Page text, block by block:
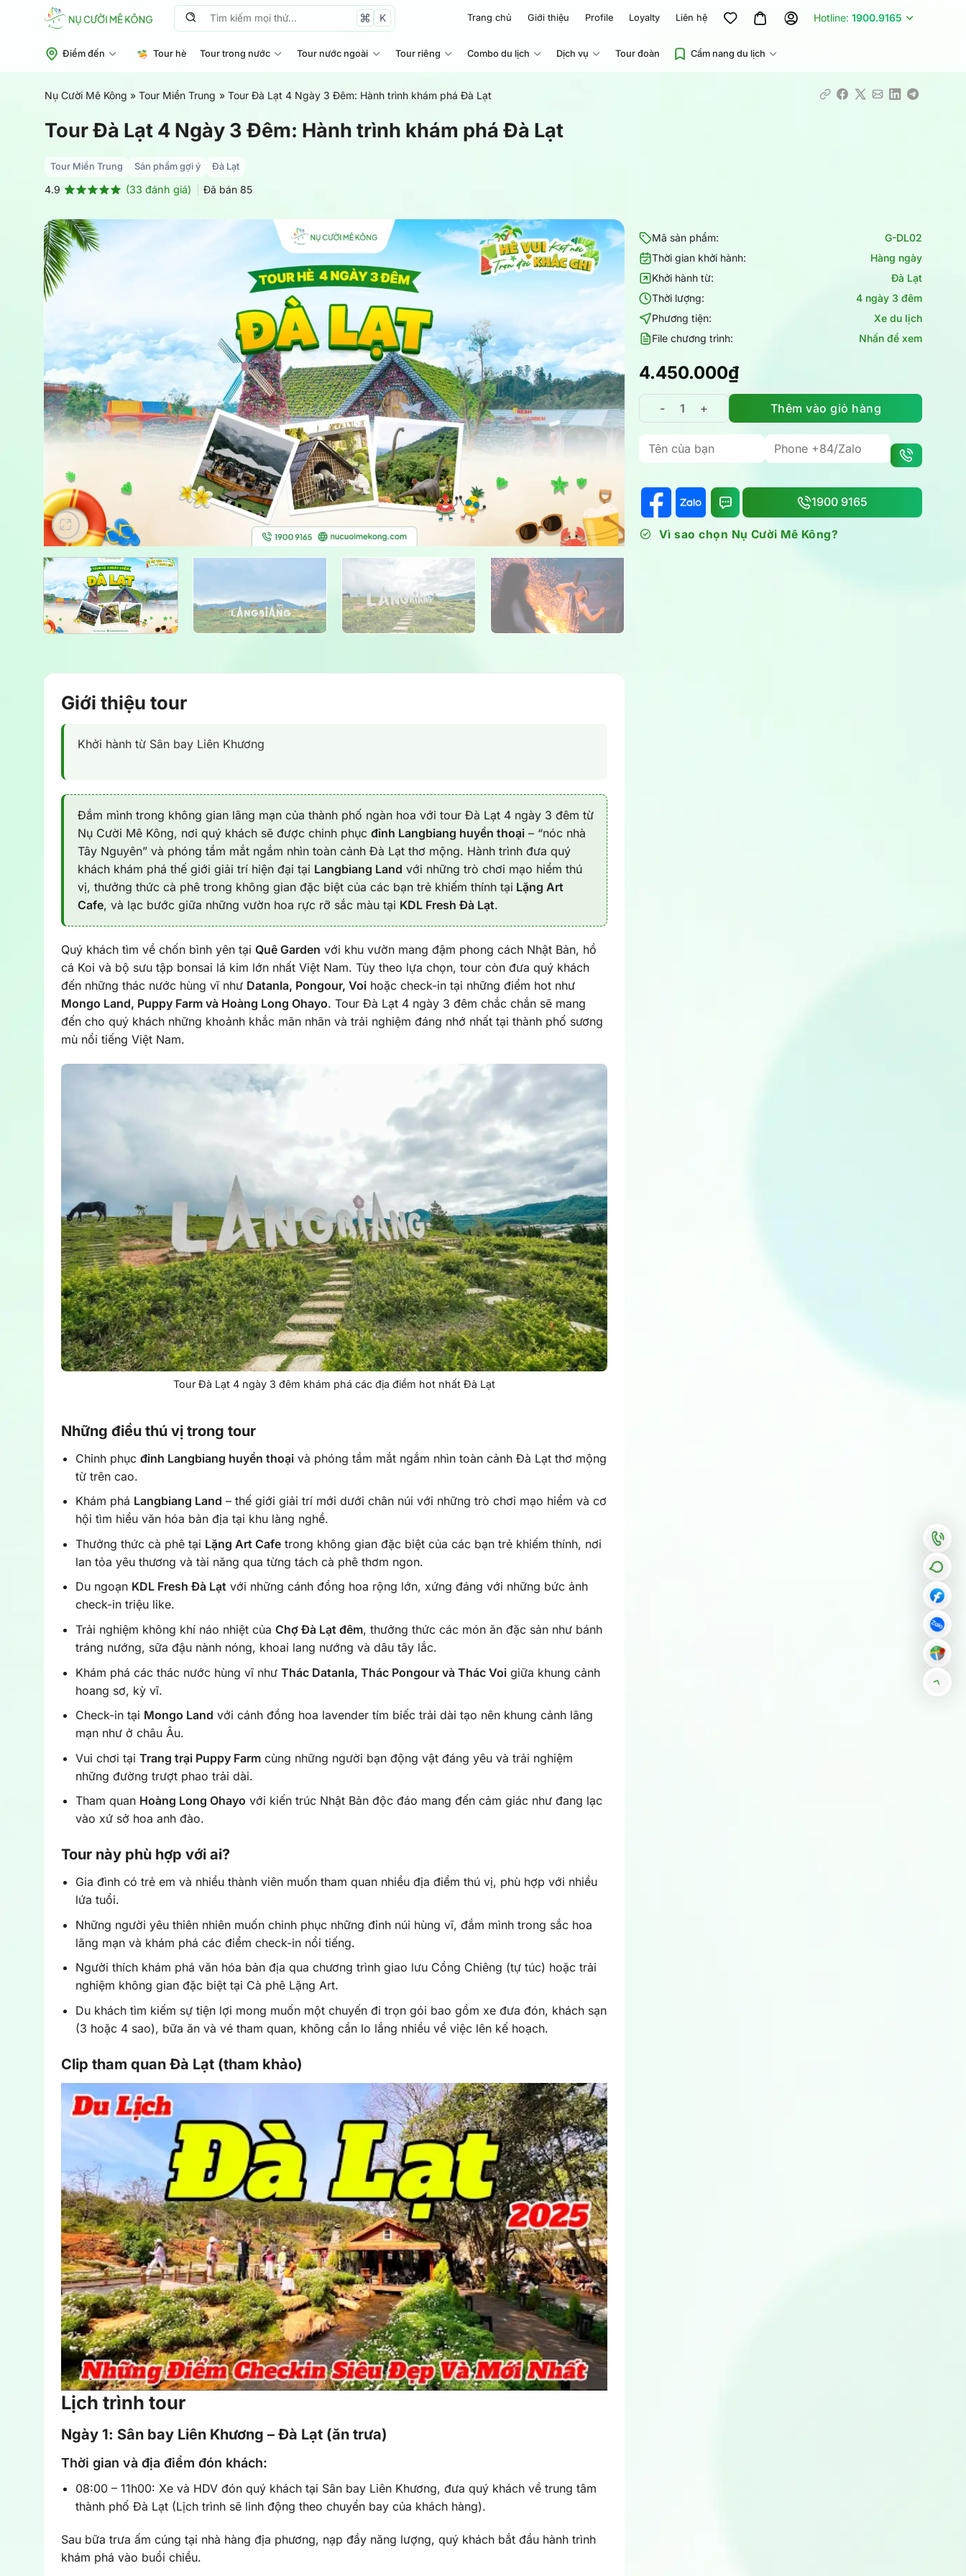
Tìm
K Trang chủ Giới thiệu Profile Loyalty Liên hệ Hotline: 1900.9165
Điểm đến Tour hè Tour trong nước Tour nước ngoài Tour riêng Combo du lịch Dịch vụ Tour đoàn Cẩm nang du lịch
Nụ Cười Mê Kông » Tour Miền Trung » Tour Đà Lạt 4 Ngày 3 Đêm: Hành trình khám phá Đà Lạt
Tour Đà Lạt 4 Ngày 3 Đêm: Hành trình khám phá Đà Lạt
Tour Miền Trung Sản phẩm gợi ý Đà Lạt
4.9
dựa trên
đánh giá
(33 đánh giá) Đã bán 85
Giới thiệu tour
Khởi hành từ Sân bay Liên Khương
Đắm mình trong không gian lãng mạn của thành phố ngàn hoa với tour Đà Lạt 4 ngày 3 đêm từ
Nụ Cười Mê Kông, nơi quý khách sẽ được chinh phục đỉnh Langbiang huyền thoại– “nóc nhà
Tây Nguyên” và phóng tầm mắt ngắm nhìn toàn cảnh Đà Lạt thơ mộng. Hành trình đưa quý
khách khám phá thế giới giải trí hiện đại tại Langbiang Land với những trò chơi mạo hiểm thú
vị, thưởng thức cà phê trong không gian đặc biệt của các bạn trẻ khiếm thính tại Lặng Art
Cafe, và lạc bước giữa những vườn hoa rực rỡ sắc màu tại KDL Fresh Đà Lạt.
Quý khách tìm về chốn bình yên tại Quê Garden với khu vườn mang đậm phong cách Nhật Bản, hồ
cá Koi và bộ sưu tập bonsai lá kim lớn nhất Việt Nam. Tùy theo lựa chọn, tour còn đưa quý khách
đến những thác nước hùng vĩ như Datanla, Pongour, Voihoặc check-in tại những điểm hot như
Mongo Land, Puppy Farm và Hoàng Long Ohayo. Tour Đà Lạt 4 ngày 3 đêm chắc chắn sẽ mang
đến cho quý khách những khoảnh khắc mãn nhãn và trải nghiệm đáng nhớ nhất tại thành phố sương
mù nổi tiếng Việt Nam.
Tour Đà Lạt 4 ngày 3 đêm khám phá các địa điểm hot nhất Đà Lạt
Những điều thú vị trong tour
Chinh phụcđỉnh Langbiang huyền thoại và phóng tầm mắt ngắm nhìn toàn cảnh Đà Lạt thơ mộng
từ trên cao.
Khám phá Langbiang Land – thế giới giải trí mới dưới chân núi với những trò chơi mạo hiểm và cơ
hội tìm hiểu văn hóa bản địa tại khu làng nghề.
Thưởng thức cà phê tại Lặng Art Cafe trong không gian đặc biệt của các bạn trẻ khiếm thính, nơi
lan tỏa yêu thương và tài năng qua từng tách cà phê thơm ngon.
Du ngoạn KDL Fresh Đà Lạt với những cánh đồng hoa rộng lớn, xứng đáng với những bức ảnh
check-in triệu like.
Trải nghiệm không khí náo nhiệt củaChợ Đà Lạt đêm, thưởng thức các món ăn đặc sản như bánh
tráng nướng, sữa đậu nành nóng, khoai lang nướng và dâu tây lắc.
Khám phá các thác nước hùng vĩ nhưThác Datanla, Thác Pongour và Thác Voi giữa khung cảnh
hoang sơ, kỳ vĩ.
Check-in tại Mongo Land với cánh đồng hoa lavender tím biếc trải dài tạo nên khung cảnh lãng
mạn như ở châu Âu.
Vui chơi tạiTrang trại Puppy Farm cùng những người bạn động vật đáng yêu và trải nghiệm
những đường trượt phao trải dài.
Tham quan Hoàng Long Ohayo với kiến trúc Nhật Bản độc đáo mang đến cảm giác như đang lạc
vào xứ sở hoa anh đào.
Tour này phù hợp với ai?
Gia đình có trẻ em và nhiều thành viên muốn tham quan nhiều địa điểm thú vị, phù hợp với nhiều
lứa tuổi.
Những người yêu thiên nhiên muốn chinh phục những đỉnh núi hùng vĩ, đắm mình trong sắc hoa
lãng mạn và khám phá các điểm check-in nổi tiếng.
Người thích khám phá văn hóa bản địa qua chương trình giao lưu Cồng Chiêng (tự túc) hoặc trải
nghiệm không gian đặc biệt tại Cà phê Lặng Art.
Du khách tìm kiếm sự tiện lợi mong muốn một chuyến đi trọn gói bao gồm xe đưa đón, khách sạn
(3 hoặc 4 sao), bữa ăn và vé tham quan, không cần lo lắng nhiều về việc lên kế hoạch.
Clip tham quan Đà Lạt (tham khảo)
Lịch trình tour
Ngày 1: Sân bay Liên Khương – Đà Lạt (ăn trưa)
Thời gian và địa điểm đón khách:
08:00 – 11h00: Xe và HDV đón quý khách tại Sân bay Liên Khương, đưa quý khách về trung tâm
thành phố Đà Lạt (Lịch trình sẽ linh động theo chuyển bay của khách hàng).
Sau bữa trưa ấm cúng tại nhà hàng địa phương, nạp đầy năng lượng, quý khách bắt đầu hành trình
khám phá vào buổi chiều.
Mã sản phẩm:
G-DL02
Thời gian khởi hành:
Hàng ngày
Khởi hành từ:
Đà Lạt
Thời lượng:
4 ngày 3 đêm
Phương tiện:
Xe du lịch
File chương trình:
Nhấn để xem
4.450.000₫
Tour Đà Lạt 4 Ngày 3 Đêm: Hành trình khám phá Đà Lạt
Thêm vào giỏ hàng
1900 9165
Vì sao chọn Nụ Cười Mê Kông?